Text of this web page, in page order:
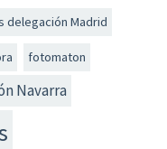
delegación Madrid
fotomaton
Navarra